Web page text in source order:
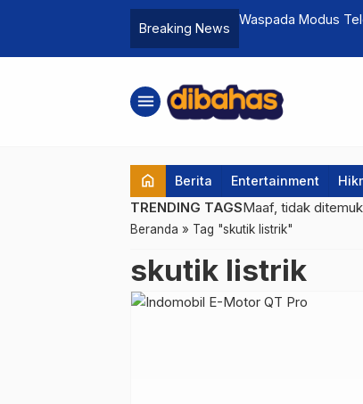
Breaking News
Waspada Modus
menu
home Berita Entertainment
TRENDING TAGSMaaf, tidak
Beranda » Tag "skutik listrik"
skutik listrik